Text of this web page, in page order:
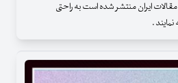
ایران منتشر شده است به راحتی
.